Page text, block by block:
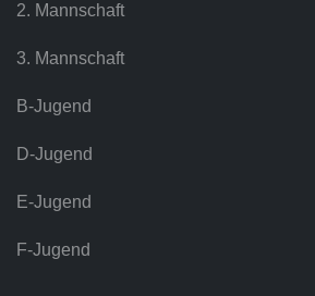
2. Mannschaft
3. Mannschaft
B-Jugend
D-Jugend
E-Jugend
F-Jugend